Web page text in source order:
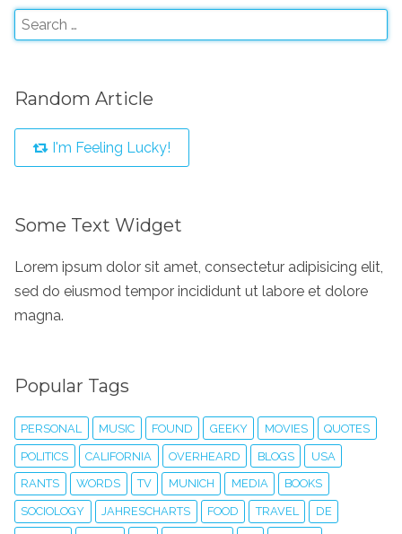
Random Article
I'm Feeling Lucky!
Some Text Widget
Lorem ipsum dolor sit amet, consectetur adipisicing elit,
sed do eiusmod tempor incididunt ut labore et dolore
magna.
Popular Tags
PERSONAL MUSIC FOUND GEEKY MOVIES QUOTES
POLITICS CALIFORNIA OVERHEARD BLOGS USA
RANTS WORDS TV MUNICH MEDIA BOOKS
SOCIOLOGY JAHRESCHARTS FOOD TRAVEL DE